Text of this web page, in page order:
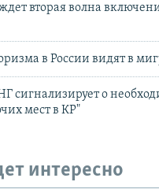
вторая волна
в России видят в
сигнализирует о
мест в КР"
интересно